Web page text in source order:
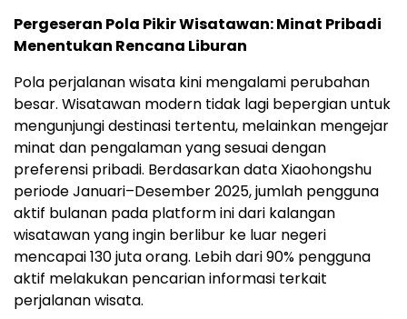
Pergeseran Pola Pikir Wisatawan: Minat Pribadi
Menentukan Rencana Liburan
Pola perjalanan wisata kini mengalami perubahan
besar. Wisatawan modern tidak lagi bepergian untuk
mengunjungi destinasi tertentu, melainkan mengejar
minat dan pengalaman yang sesuai dengan
preferensi pribadi. Berdasarkan data Xiaohongshu
periode Januari–Desember 2025, jumlah pengguna
aktif bulanan pada platform ini dari kalangan
wisatawan yang ingin berlibur ke luar negeri
mencapai 130 juta orang. Lebih dari 90% pengguna
aktif melakukan pencarian informasi terkait
perjalanan wisata.